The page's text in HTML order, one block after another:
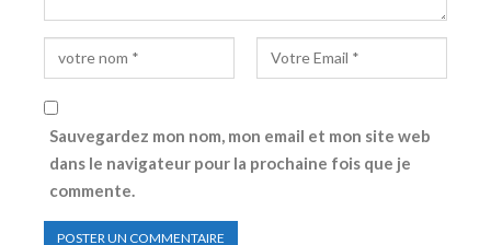
Sauvegardez mon nom, mon email et mon site web
dans le navigateur pour la prochaine fois que je
commente.